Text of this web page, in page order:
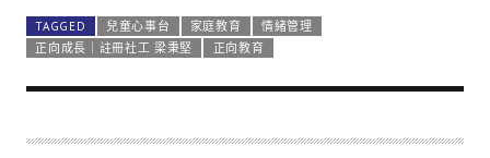
TAGGED 兒童心事台 家庭教育
情緒管理
正向成長｜註冊社工 梁秉堅
正向教育